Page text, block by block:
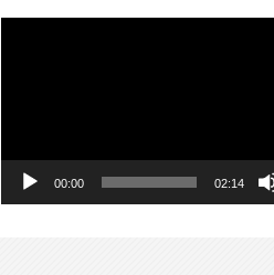
00:00 02:14